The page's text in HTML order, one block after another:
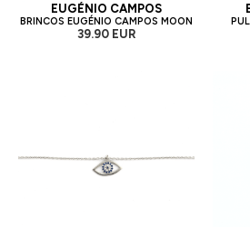
EUGÉNIO CAMPOS
BRINCOS EUGÉNIO CAMPOS MOON
39.90 EUR